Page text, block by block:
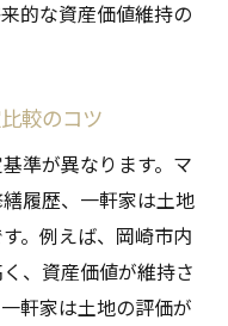
的な資産価値維持の
較のコツ
準が異なります。マ
履歴、一軒家は土地
。例えば、岡崎市内
、資産価値が維持さ
軒家は土地の評価が